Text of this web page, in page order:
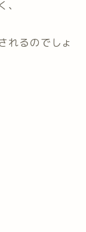
、
れるのでしょ